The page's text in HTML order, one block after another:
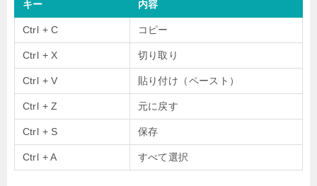
キー 内容
Ctrl + C コピー
Ctrl + X 切り取り
Ctrl + V 貼り付け（ペースト）
Ctrl + Z 元に戻す
Ctrl + S 保存
Ctrl + A すべて選択